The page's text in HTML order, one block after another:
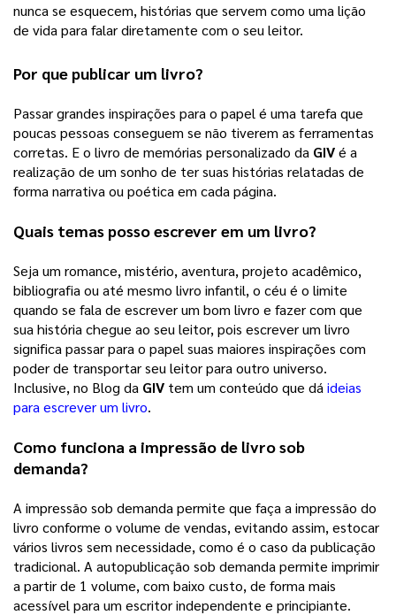
nunca se esquecem, histórias que servem como uma lição
de vida para falar diretamente com o seu leitor.
Por que publicar um livro?
Passar grandes inspirações para o papel é uma tarefa que
poucas pessoas conseguem se não tiverem as ferramentas
corretas. E o livro de memórias personalizado da GIV é a
realização de um sonho de ter suas histórias relatadas de
forma narrativa ou poética em cada página.
Quais temas posso escrever em um livro?
Seja um romance, mistério, aventura, projeto acadêmico,
bibliografia ou até mesmo livro infantil, o céu é o limite
quando se fala de escrever um bom livro e fazer com que
sua história chegue ao seu leitor, pois escrever um livro
significa passar para o papel suas maiores inspirações com
poder de transportar seu leitor para outro universo.
Inclusive, no Blog da GIV tem um conteúdo que dá ideias
para escrever um livro.
Como funciona a impressão de livro sob
demanda?
A impressão sob demanda permite que faça a impressão do
livro conforme o volume de vendas, evitando assim, estocar
vários livros sem necessidade, como é o caso da publicação
tradicional. A autopublicação sob demanda permite imprimir
a partir de 1 volume, com baixo custo, de forma mais
acessível para um escritor independente e principiante.